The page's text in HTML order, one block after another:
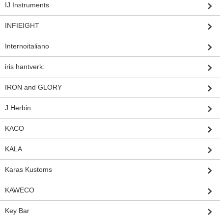
IJ Instruments
INFIEIGHT
Internoitaliano
iris hantverk:
IRON and GLORY
J.Herbin
KACO
KALA
Karas Kustoms
KAWECO
Key Bar